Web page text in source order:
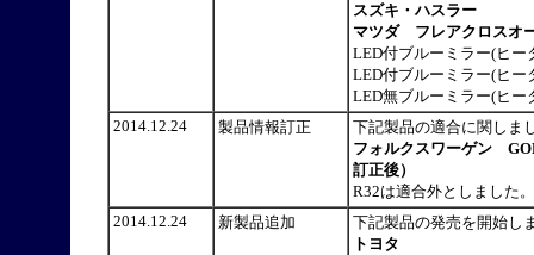
スズキ・ハスラー
マツダ フレアクロスオ
LED付ブルーミラー(ヒ
LED付ブルーミラー(ヒ
LED無ブルーミラー(ヒ
2014.12.24
製品情報訂正
下記製品の適合に関し
フォルクスワーゲン
訂正後）
R32は適合外としました。
2014.12.24
新製品追加
下記製品の発売を開始
トヨタ